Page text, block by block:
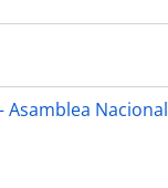
Asamblea Nacional